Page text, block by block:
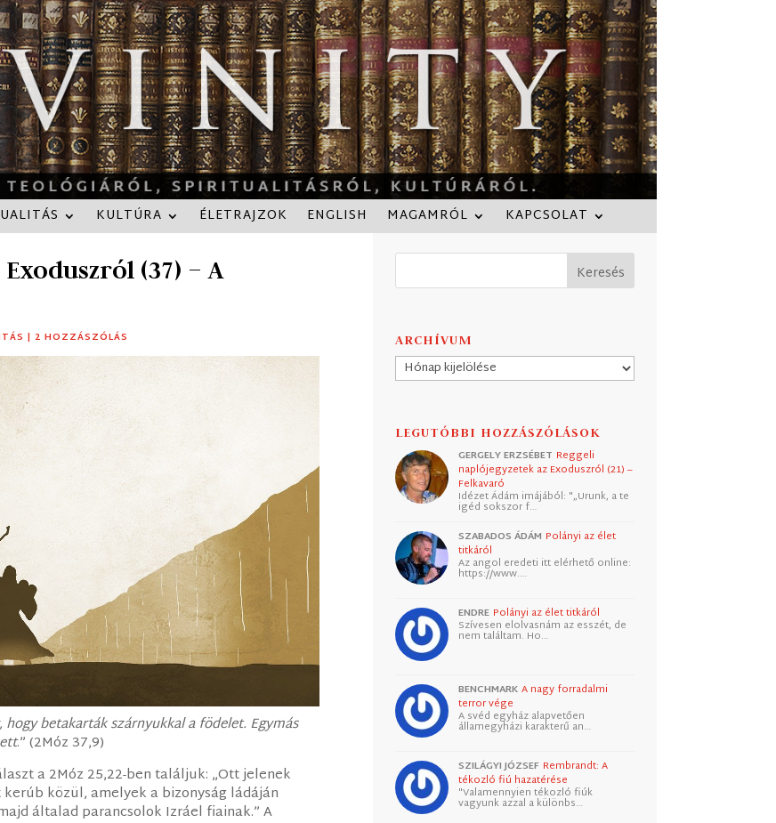
KULTÚRA ÉLETRAJZOK ENGLISH MAGAMRÓL KAPCSOLAT
(37) – A
| 2 HOZZÁSZÓLÁS
betakarták szárnyukkal a födelet. Egymás
.” (2Móz 37,9)
a 2Móz 25,22-ben találjuk: „Ott jelenek
közül, amelyek a bizonyság ládáján
általad parancsolok Izráel fiainak.” A
ARCHÍVUM
Archívum
LEGUTÓBBI HOZZÁSZÓLÁSOK
GERGELY ERZSÉBET Reggeli
naplójegyzetek az Exoduszról (21) –
Felkavaró
Idézet Ádám imájából: "„Urunk, a te
igéd sokszor f…
SZABADOS ÁDÁM Polányi az élet
titkáról
Az angol eredeti itt elérhető online:
https://www.…
ENDRE Polányi az élet titkáról
Szívesen elolvasnám az esszét, de
nem találtam. Ho…
BENCHMARK A nagy forradalmi
terror vége
A svéd egyház alapvetően
államegyházi karakterű an…
SZILÁGYI JÓZSEF Rembrandt: A
tékozló fiú hazatérése
"Valamennyien tékozló fiúk
vagyunk azzal a különbs…